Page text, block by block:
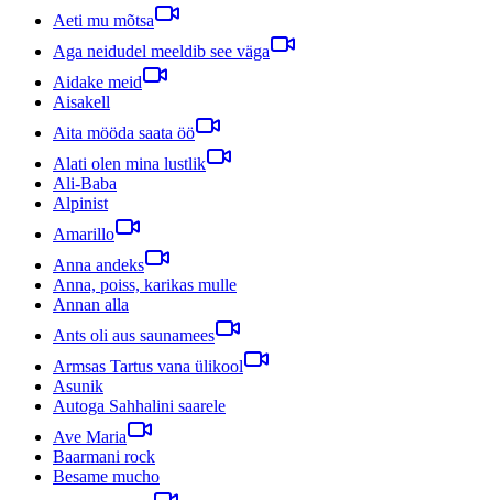
Aeti mu mõtsa
Aga neidudel meeldib see väga
Aidake meid
Aisakell
Aita mööda saata öö
Alati olen mina lustlik
Ali-Baba
Alpinist
Amarillo
Anna andeks
Anna, poiss, karikas mulle
Annan alla
Ants oli aus saunamees
Armsas Tartus vana ülikool
Asunik
Autoga Sahhalini saarele
Ave Maria
Baarmani rock
Besame mucho